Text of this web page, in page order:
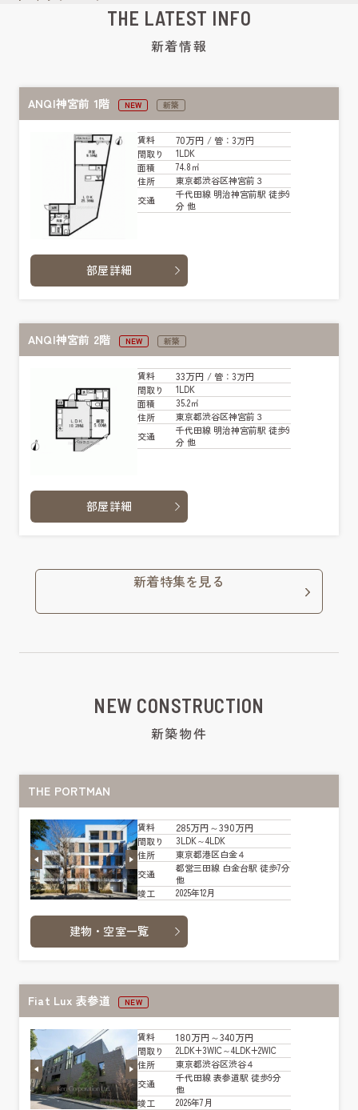
THE LATEST INFO
新着情報
ANQI神宮前 1階 NEW 新築
賃料 70万円 / 管：3万円
間取り
1LDK
面積
74.8㎡
住所
東京都渋谷区神宮前３
交通
千代田線 明治神宮前駅 徒歩9
分 他
部屋詳細
ANQI神宮前 2階 NEW 新築
賃料 33万円 / 管：3万円
間取り
1LDK
面積
35.2㎡
住所
東京都渋谷区神宮前３
交通
千代田線 明治神宮前駅 徒歩9
分 他
部屋詳細
新着特集を見る
NEW CONSTRUCTION
新築物件
THE PORTMAN
賃料 285万円～390万円
間取り
3LDK～4LDK
住所
東京都港区白金４
交通
都営三田線 白金台駅 徒歩7分
他
竣工
2025年12月
建物・空室一覧
Fiat Lux 表参道 NEW
賃料 180万円～340万円
間取り
2LDK+3WIC～4LDK+2WIC
住所
東京都渋谷区渋谷４
交通
千代田線 表参道駅 徒歩9分
他
竣工
2026年7月